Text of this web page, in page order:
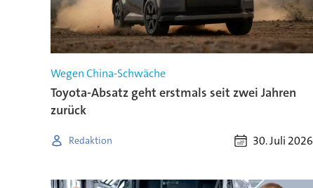
Wegen China-Schwäche
Toyota-Absatz geht erstmals seit zwei Jahren
zurück
Redaktion 30. Juli 2026